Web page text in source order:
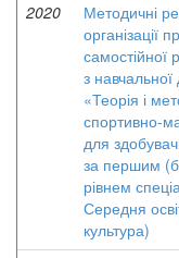
2020
Методичні
організації
самостійної
з
«Теорія і
спортивно-
для
за першим
рівнем
Середня
культура)